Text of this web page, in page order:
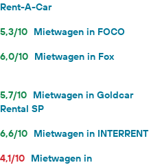
Rent-A-Car
5,3/10 Mietwagen in FOCO
6,0/10 Mietwagen in Fox
5,7/10 Mietwagen in Goldcar
Rental SP
6,6/10 Mietwagen in INTERRENT
4,1/10 Mietwagen in